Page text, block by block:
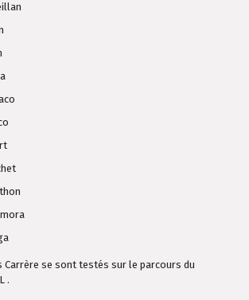
Carrère se sont testés sur le parcours du
.